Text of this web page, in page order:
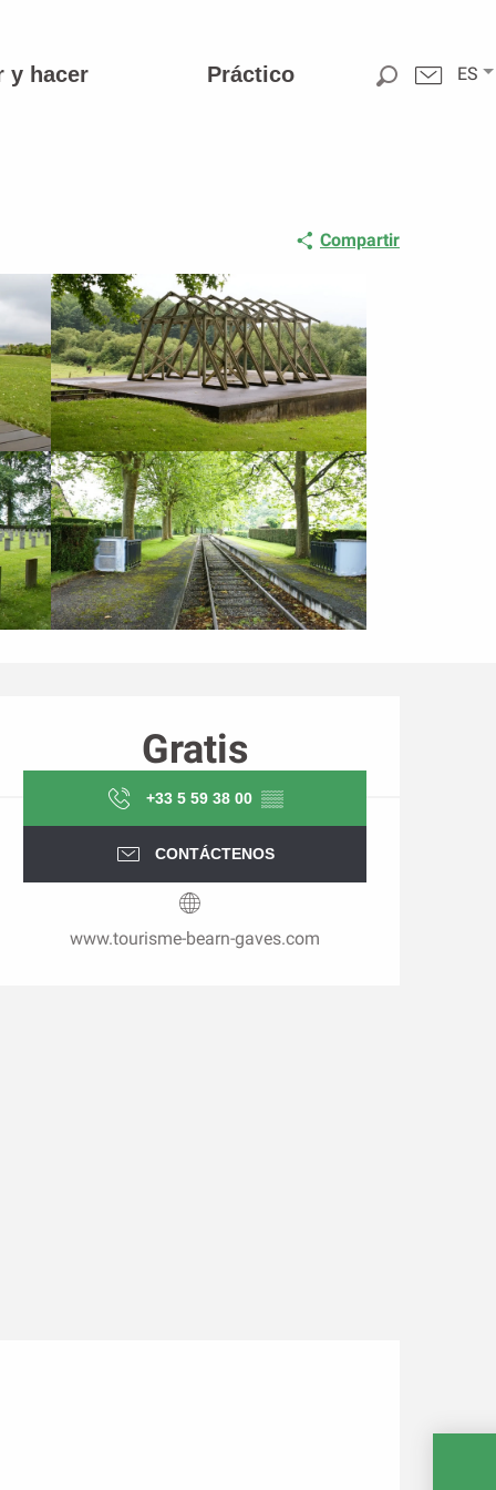
ES
y hacer Práctico
Compartir
Gratis
+33 5 59 38 00 ▒▒
CONTÁCTENOS
www.tourisme-bearn-gaves.com